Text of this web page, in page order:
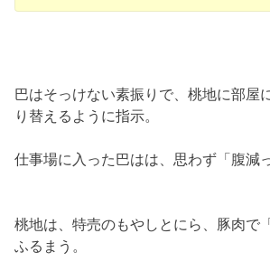
巴はそっけない素振りで、桃地に部屋
り替えるように指示。
仕事場に入った巴はは、思わず「腹減
桃地は、特売のもやしとにら、豚肉で
ふるまう。